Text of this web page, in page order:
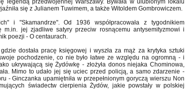
legendą przedwojennej Warszawy. Bywała w ulubionym lokalu
się z Julianem Tuwimem, a także Witoldem Gombrowiczem.
i "Skamandrze". Od 1936 współpracowała z tygodnikiem
m.in. jej zjadliwe satyry przeciw rosnącemu antysemityzmowi i
poezji - O centaurach.
dostała pracę księgowej i wyszła za mąż za krytyka sztuki
pochodzenie, co nie było łatwe ze względu na ogromną - i
ukrywającą się Żydówkę - złożyła donos niejaka Chominowa,
Mimo to udało jej się uciec przed policją, a samo zdarzenie -
- Ginczanka upamiętniła w przepełnionym goryczą wierszu Non
świadectw cierpienia Żydów, jakie powstały w polskiej